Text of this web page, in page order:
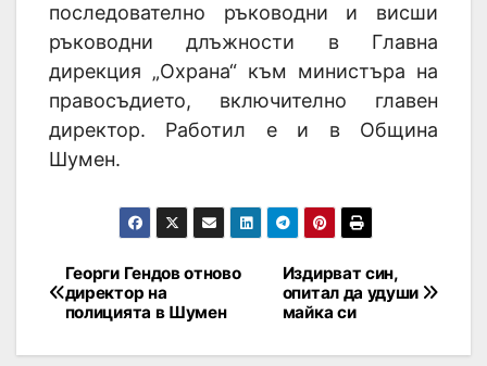
последователно ръководни и висши
ръководни длъжности в Главна
дирекция „Охрана“ към министъра на
правосъдието, включително главен
директор. Работил е и в Община
Шумен.
Издирват син,
опитал да удуши
майка си
Георги Гендов отново
директор на
полицията в Шумен